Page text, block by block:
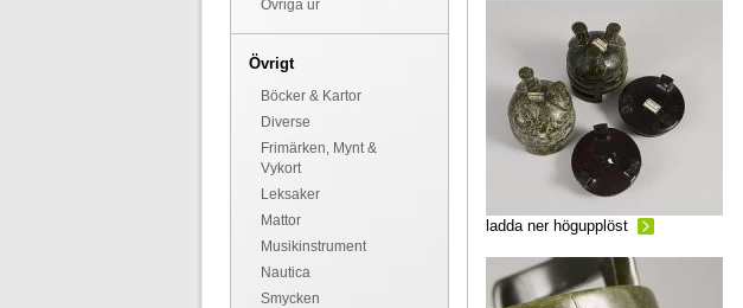
Övriga ur
Övrigt
Böcker & Kartor
Diverse
Frimärken, Mynt &
Vykort
Leksaker
Mattor
Musikinstrument
Nautica
Smycken
ladda ner högupplöst